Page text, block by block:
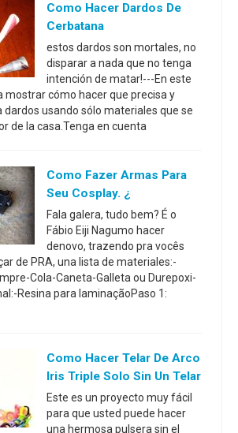
Como Hacer Dardos De
Cerbatana
estos dardos son mortales, no
disparar a nada que no tenga
intención de matar!---En este
mostrar cómo hacer que precisa y
usando sólo materiales que se
de la casa.Tenga en cuenta
Como Fazer Armas Para
Seu Cosplay. ¿
Fala galera, tudo bem? É o
Fábio Eiji Nagumo hacer
denovo, trazendo pra vocês
de PRA, una lista de materiales:-
Cola-Caneta-Galleta ou Durepoxi-
Resina para laminaçãoPaso 1:
Como Hacer Telar De Arco
Iris Triple Solo Sin Un Telar
Este es un proyecto muy fácil
para que usted puede hacer
una hermosa pulsera sin el